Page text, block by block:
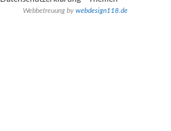
Webbetreuung by webdesign118.de